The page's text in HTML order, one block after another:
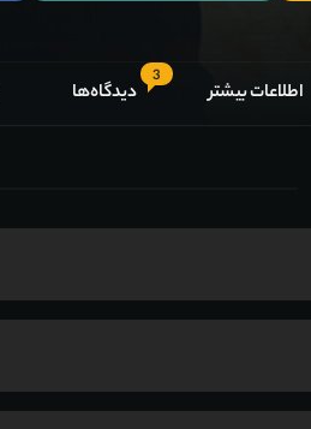
اطلاعات بیشتر
3
دیدگاه‌ها